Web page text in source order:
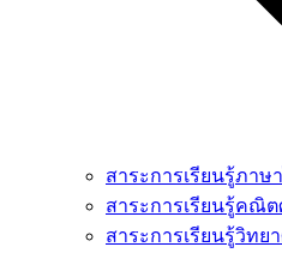
สาระการเรียนรู้ภาษ
สาระการเรียนรู้คณิ
สาระการเรียนรู้วิทย